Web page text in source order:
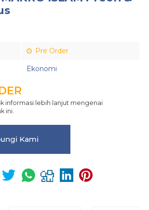
Pre Order
Ekonomi
informasi lebih lanjut mengenai
ini.
Kami